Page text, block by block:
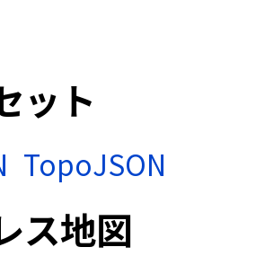
ット
TopoJSON
ス地図